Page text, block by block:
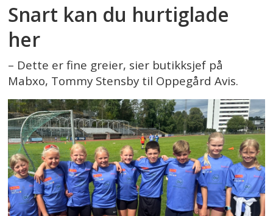
Snart kan du hurtiglade
her
– Dette er fine greier, sier butikksjef på
Mabxo, Tommy Stensby til Oppegård Avis.